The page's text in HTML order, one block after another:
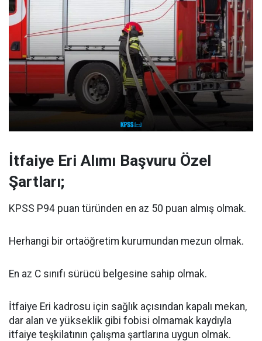
İtfaiye Eri Alımı Başvuru Özel
Şartları;
KPSS P94 puan türünden en az 50 puan almış olmak.
Herhangi bir ortaöğretim kurumundan mezun olmak.
En az C sınıfı sürücü belgesine sahip olmak.
İtfaiye Eri kadrosu için sağlık açısından kapalı mekan,
dar alan ve yükseklik gibi fobisi olmamak kaydıyla
itfaiye teşkilatının çalışma şartlarına uygun olmak.